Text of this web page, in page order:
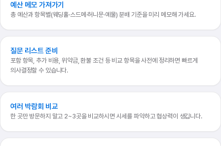
예산 메모 가져가기
총 예산과 항목별(웨딩홀·스드메·허니문·예물) 분배 기준을 미리 메모해 가세요.
질문 리스트 준비
포함 항목, 추가 비용, 위약금, 환불 조건 등 비교 항목을 사전에 정리하면 빠르게
의사결정할 수 있습니다.
여러 박람회 비교
한 곳만 방문하지 말고 2~3곳을 비교하시면 시세를 파악하고 협상력이 생깁니다.